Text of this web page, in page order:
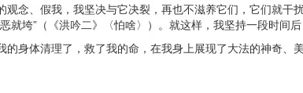
念、假我，我坚决与它决裂，再也不滋养它们，它们就
垮”（《洪吟二》〈怕啥〉）。就这样，我坚持一段时间后
身体清理了，救了我的命，在我身上展现了大法的神奇、